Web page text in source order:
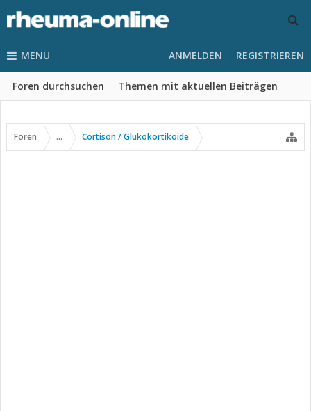
MENU
Foren durchsuchen Themen mit aktuellen Beiträgen
ANMELDEN REGISTRIEREN
Foren ... Cortison / Glukokortikoide